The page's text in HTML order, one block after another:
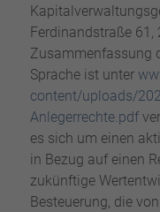
Ferdinandstraße
Zusammenfassung
Sprache ist unter
content/uploads/
Anlegerrechte.pdf
es sich um einen
in Bezug auf einen
zukünftige
Besteuerung, die